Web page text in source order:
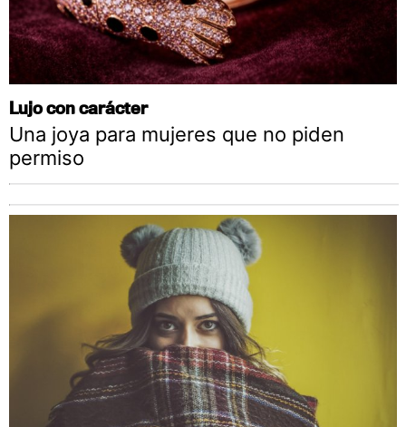
Lujo con carácter
Una joya para mujeres que no piden
permiso